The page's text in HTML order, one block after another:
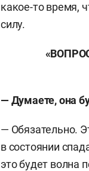
какое-то время,
силу.
«
— Думаете,она
— Обязательно.
в состоянии
это будет волна